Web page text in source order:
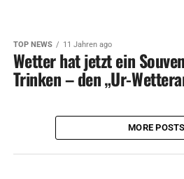
TOP NEWS 11 Jahren ago
Wetter hat jetzt ein
Trinken – den „Ur-
MORE POSTS